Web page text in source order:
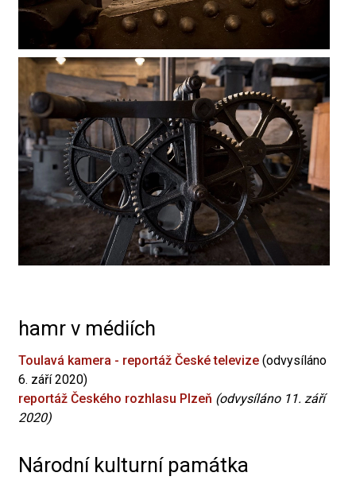
hamr v médiích
Toulavá kamera - reportáž České televize (odvysíláno
6. září 2020)
reportáž Českého rozhlasu Plzeň (odvysíláno 11. září
2020)
Národní kulturní památka